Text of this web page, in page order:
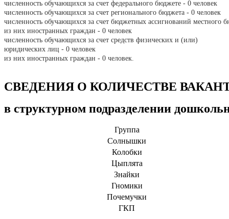
численность обучающихся за счет федерального бюджете - 0 человек
численность обучающихся за счет регионального бюджета - 0 человек
численность обучающихся за счет бюджетных ассигнований
из них иностранных граждан - 0 человек
численность обучающихся за счет средств физических и (или)
юридических лиц - 0 человек
из них иностранных граждан - 0 человек.
СВЕДЕНИЯ О КОЛИЧЕСТВЕ
в структурном подразделении
Группа
Солнышки
Колобки
Цыплята
Знайки
Гномики
Почемучки
ГКП